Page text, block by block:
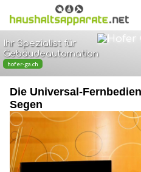
Die Universal-
Segen